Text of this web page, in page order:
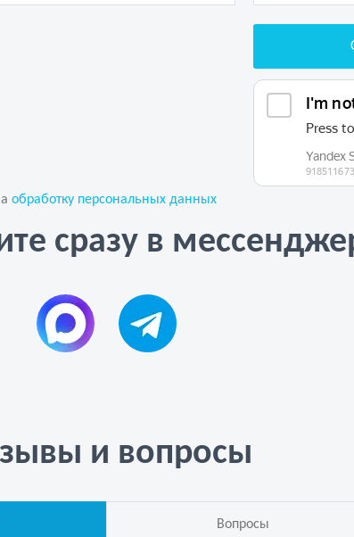
обработку персональных данных
сразу в
и вопросы
Вопросы